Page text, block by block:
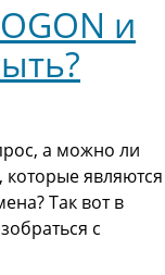
и
а можно ли
которые являются
Так вот в
с